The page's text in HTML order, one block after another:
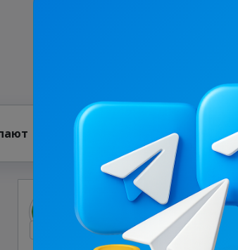
6.1K
Хмельницький UA
Новости/СМИ, Региональные